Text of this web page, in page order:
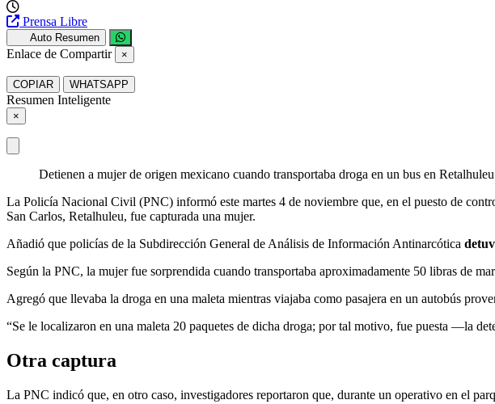
Prensa Libre
Auto Resumen
Enlace de Compartir ×
COPIAR WHATSAPP
Resumen Inteligente
×
Detienen a mujer de origen mexicano cuando transportaba droga en un bus en
La Policía Nacional Civil (PNC) informó este martes 4 de noviembre que, en el puesto de
San Carlos, Retalhuleu, fue capturada una mujer.
Añadió que policías de la Subdirección General de Análisis de Información Antinarcótica
Según la PNC, la mujer fue sorprendida cuando transportaba aproximadamente 50 libras de
Agregó que llevaba la droga en una maleta mientras viajaba como pasajera en un autobús
“Se le localizaron en una maleta 20 paquetes de dicha droga; por tal motivo, fue puesta —la
Otra captura
La PNC indicó que, en otro caso, investigadores reportaron que, durante un operativo en el